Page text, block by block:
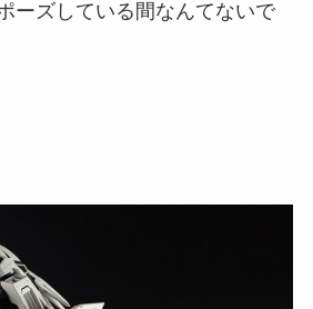
ーズしている間なんてないで